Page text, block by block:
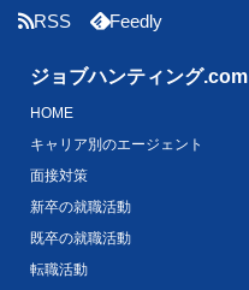
RSS
Feedly
ジョブハンティング.com
HOME
キャリア別のエージェント
面接対策
新卒の就職活動
既卒の就職活動
転職活動